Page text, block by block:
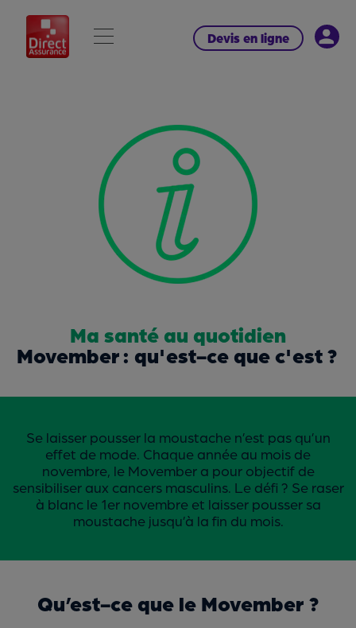
Devis en ligne
Ma santé au quotidien
Movember : qu'est-ce que c'est ?
Se laisser pousser la moustache n’est pas qu’un
effet de mode. Chaque année au mois de
novembre, le Movember a pour objectif de
sensibiliser aux cancers masculins. Le défi ? Se raser
à blanc le 1er novembre et laisser pousser sa
moustache jusqu’à la fin du mois.
Qu’est-ce que le Movember ?